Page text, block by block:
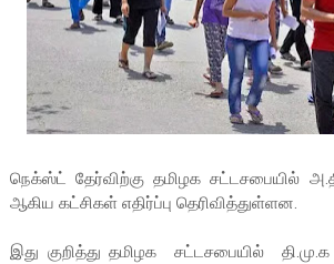
நெக்ஸ்ட் தேர்விற்கு தமிழக சட்டசபையில்
ஆகிய கட்சிகள் எதிர்ப்பு தெரிவித்துள்ளன.
இது குறித்து தமிழக சட்டசபையில்